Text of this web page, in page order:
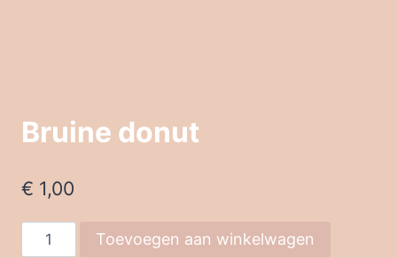
Bruine donut
€ 1,00
Bruine
Toevoegen aan winkelwagen